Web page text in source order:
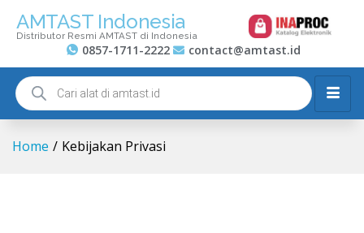
AMTAST Indonesia
Distributor Resmi AMTAST di Indonesia
0857-1711-2222 contact@amtast.id
Home / Kebijakan Privasi